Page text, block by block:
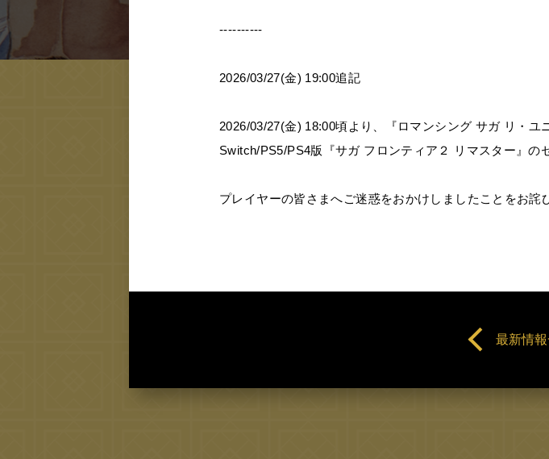
----------
2026/03/27(金) 19:00追記
2026/03/27(金) 18:00頃より、『ロマンシング サガ リ・ユ
Switch/PS5/PS4版『サガ フロンティア２ リマスター』の
プレイヤーの皆さまへご迷惑をおかけしましたことをお詫
最新情